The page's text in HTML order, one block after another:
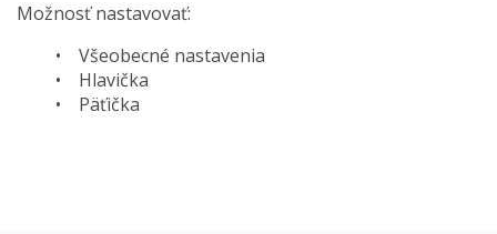
Možnosť nastavovať:
Všeobecné nastavenia
Hlavička
Päťička